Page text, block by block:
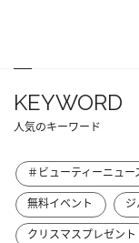
KEYWORD
人気のキーワード
＃ビューティーニュー
無料イベント
ジ
クリスマスプレゼント